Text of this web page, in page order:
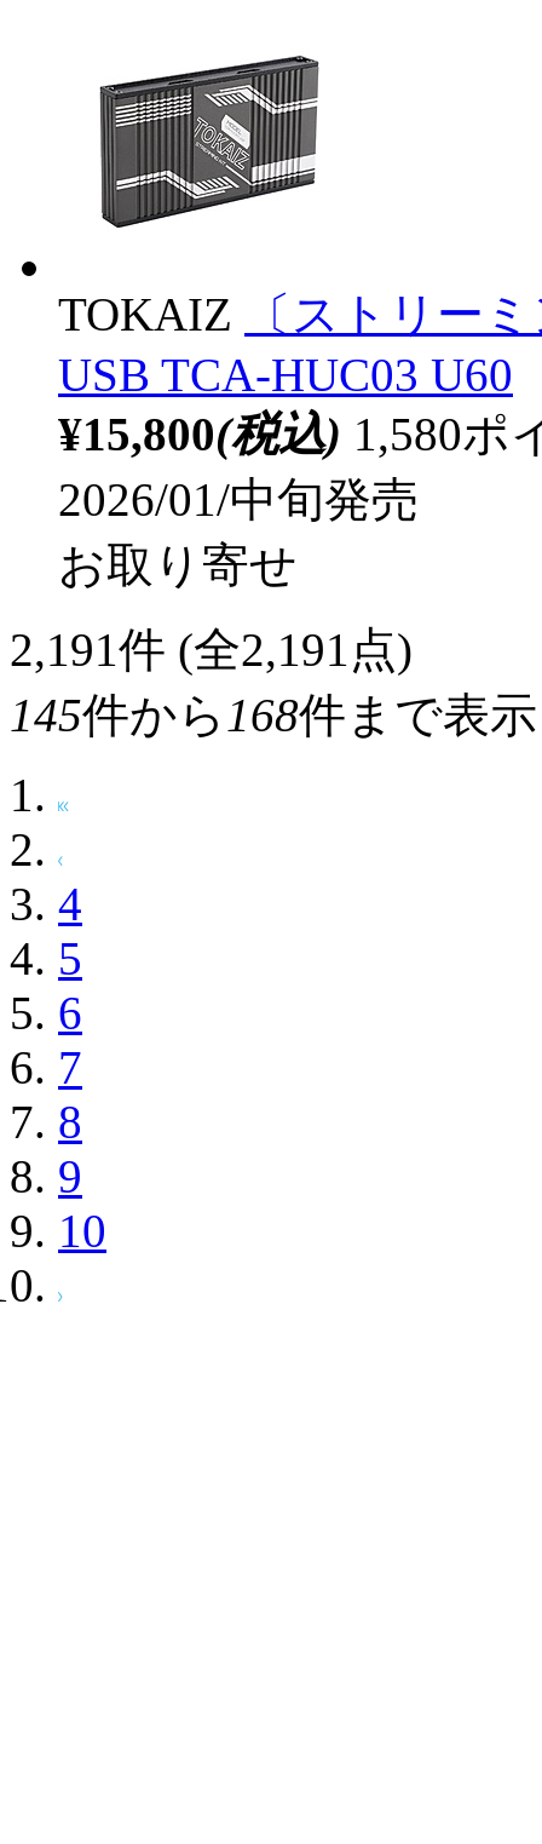
TOKAIZ
〔ストリー
USB TCA-HUC03 U60
¥15,800(税込) 1,580ポ
2026/01/中旬発売
お取り寄せ
2,191件 (全2,191点)
145件から 168件まで表示
4
5
6
7
8
9
10